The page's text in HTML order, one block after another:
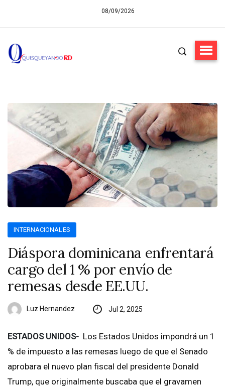
08/09/2026
INTERNACIONALES
Diáspora dominicana enfrentará
cargo del 1 % por envío de
remesas desde EE.UU.
Luz Hernandez Jul 2, 2025
ESTADOS UNIDOS- Los Estados Unidos impondrá un 1
% de impuesto a las remesas luego de que el Senado
aprobara el nuevo plan fiscal del presidente Donald
Trump, que originalmente buscaba que el gravamen